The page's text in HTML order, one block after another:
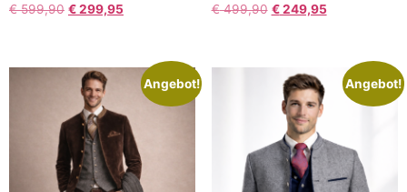
€599,90 €299,95 €499,90 €249,95
Angebot! Angebot!